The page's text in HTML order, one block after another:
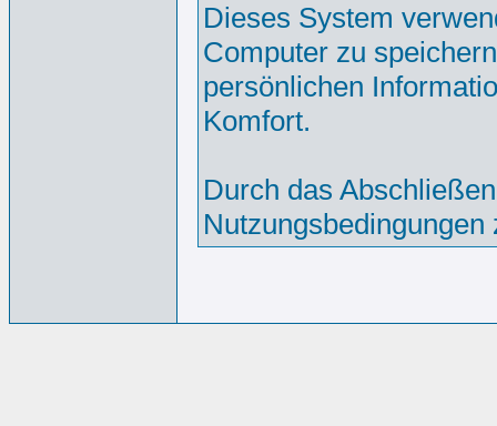
Dieses System
Computer zu
persönlichen
Komfort.
Durch das
Nutzungsbedingungen